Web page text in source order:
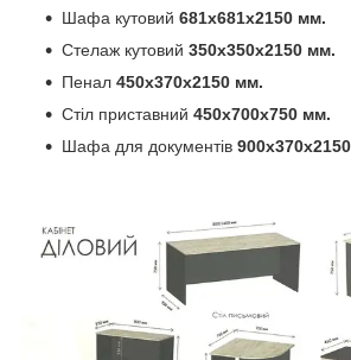
Шафа кутовий 681х681х2150 мм.
Стелаж кутовий 350х350х2150 мм.
Пенал 450х370х2150 мм.
Стіл приставний 450х700х750 мм.
Шафа для документів